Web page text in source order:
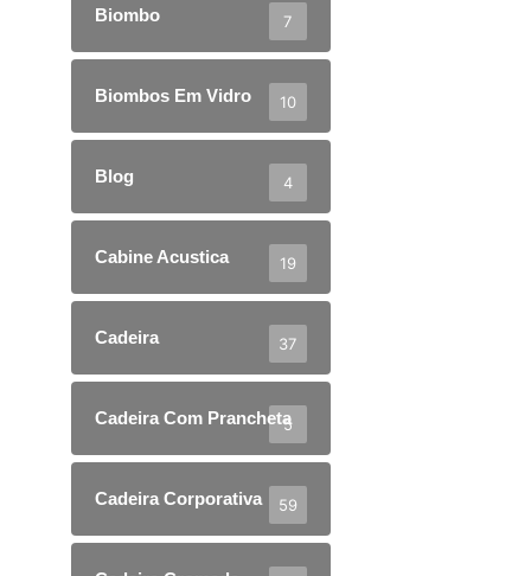
Biombo 7
Biombos Em Vidro 10
Blog 4
Cabine Acustica 19
Cadeira 37
Cadeira Com Prancheta
5
Cadeira Corporativa 59